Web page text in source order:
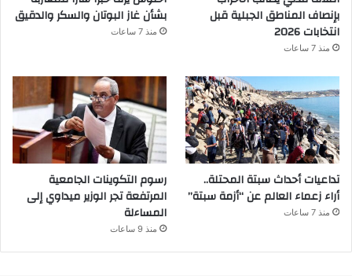
بإنصاف المناطق الجبلية قبل
انتخابات 2026
منذ 7 ساعات
بشأن غاز البوتان والسكر والدقيق
منذ 7 ساعات
تداعيات أحداث سبتة المحتلة..
أراء زعماء العالم عن “أزمة سبتة”
منذ 7 ساعات
رسوم التكوينات الجامعية
المرتفعة تجر الوزير ميداوي إلى
المساءلة
منذ 9 ساعات